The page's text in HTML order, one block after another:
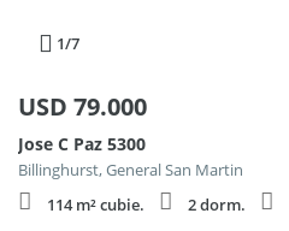
1/7
USD 79.000
Jose C Paz 5300
Billinghurst, General San Martin
114 m² cubie.
2 dorm.